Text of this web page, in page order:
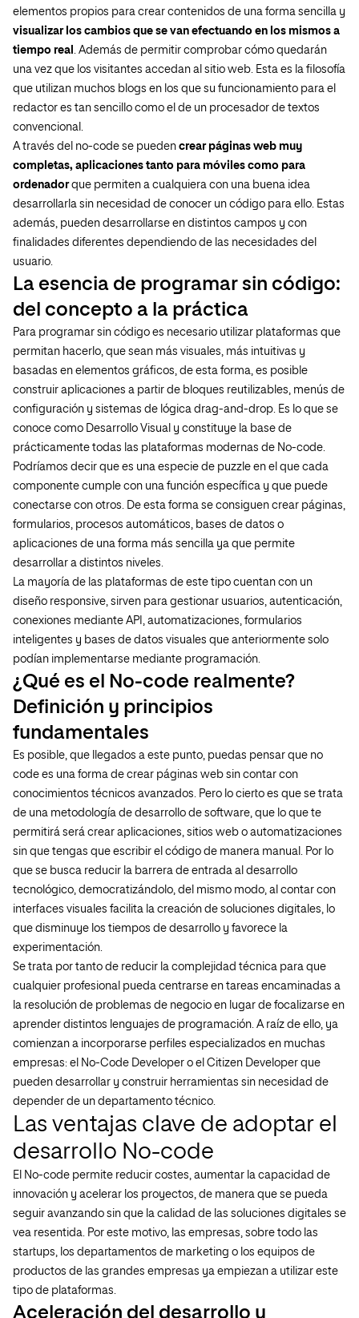
elementos propios para crear contenidos de una forma sencilla y
visualizar los cambios que se van efectuando en los mismos a
tiempo real . Además de permitir comprobar cómo quedarán
una vez que los visitantes accedan al sitio web. Esta es la filosofía
que utilizan muchos blogs en los que su funcionamiento para el
redactor es tan sencillo como el de un procesador de textos
convencional.
A través del no-code se pueden crear páginas web muy
completas, aplicaciones tanto para móviles como para
ordenadorque permiten a cualquiera con una buena idea
desarrollarla sin necesidad de conocer un código para ello. Estas
además, pueden desarrollarse en distintos campos y con
finalidades diferentes dependiendo de las necesidades del
usuario.
La esencia de programar sin código:
del concepto a la práctica
Para programar sin código es necesario utilizar plataformas que
permitan hacerlo, que sean más visuales, más intuitivas y
basadas en elementos gráficos, de esta forma, es posible
construir aplicaciones a partir de bloques reutilizables, menús de
configuración y sistemas de lógica drag-and-drop. Es lo que se
conoce como Desarrollo Visual y constituye la base de
prácticamente todas las plataformas modernas de No-code.
Podríamos decir que es una especie de puzzle en el que cada
componente cumple con una función específica y que puede
conectarse con otros. De esta forma se consiguen crear páginas,
formularios, procesos automáticos, bases de datos o
aplicaciones de una forma más sencilla ya que permite
desarrollar a distintos niveles.
La mayoría de las plataformas de este tipo cuentan con un
diseño responsive, sirven para gestionar usuarios, autenticación,
conexiones mediante API, automatizaciones, formularios
inteligentes y bases de datos visuales que anteriormente solo
podían implementarse mediante programación.
¿Qué es el No-code realmente?
Definición y principios
fundamentales
Es posible, que llegados a este punto, puedas pensar que no
code es una forma de crear páginas web sin contar con
conocimientos técnicos avanzados. Pero lo cierto es que se trata
de una metodología de desarrollo de software, que lo que te
permitirá será crear aplicaciones, sitios web o automatizaciones
sin que tengas que escribir el código de manera manual. Por lo
que se busca reducir la barrera de entrada al desarrollo
tecnológico, democratizándolo, del mismo modo, al contar con
interfaces visuales facilita la creación de soluciones digitales, lo
que disminuye los tiempos de desarrollo y favorece la
experimentación.
Se trata por tanto de reducir la complejidad técnica para que
cualquier profesional pueda centrarse en tareas encaminadas a
la resolución de problemas de negocio en lugar de focalizarse en
aprender distintos lenguajes de programación. A raíz de ello, ya
comienzan a incorporarse perfiles especializados en muchas
empresas: el No-Code Developer o el Citizen Developer que
pueden desarrollar y construir herramientas sin necesidad de
depender de un departamento técnico.
Las ventajas clave de adoptar el
desarrollo No-code
El No-code permite reducir costes, aumentar la capacidad de
innovación y acelerar los proyectos, de manera que se pueda
seguir avanzando sin que la calidad de las soluciones digitales se
vea resentida. Por este motivo, las empresas, sobre todo las
startups, los departamentos de marketing o los equipos de
productos de las grandes empresas ya empiezan a utilizar este
tipo de plataformas.
Aceleración del desarrollo y